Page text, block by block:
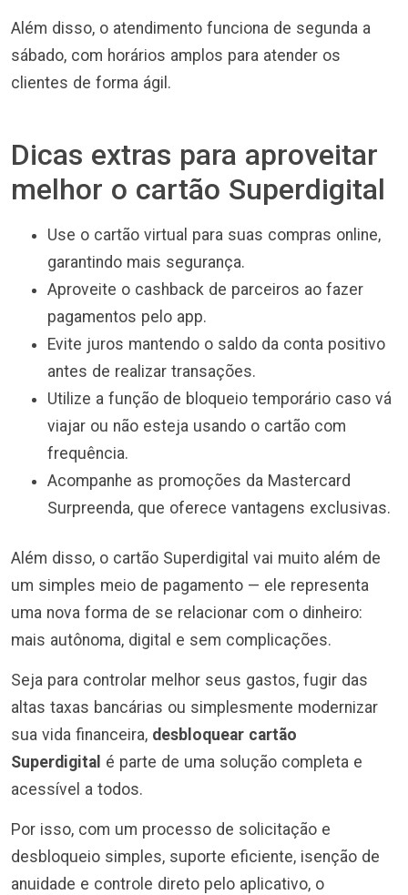
Além disso, o atendimento funciona de segunda a
sábado, com horários amplos para atender os
clientes de forma ágil.
Dicas extras para aproveitar
melhor o cartão Superdigital
Use o cartão virtual para suas compras online,
garantindo mais segurança.
Aproveite o cashback de parceiros ao fazer
pagamentos pelo app.
Evite juros mantendo o saldo da conta positivo
antes de realizar transações.
Utilize a função de bloqueio temporário caso vá
viajar ou não esteja usando o cartão com
frequência.
Acompanhe as promoções da Mastercard
Surpreenda, que oferece vantagens exclusivas.
Além disso, o cartão Superdigital vai muito além de
um simples meio de pagamento — ele representa
uma nova forma de se relacionar com o dinheiro:
mais autônoma, digital e sem complicações.
Seja para controlar melhor seus gastos, fugir das
altas taxas bancárias ou simplesmente modernizar
sua vida financeira, desbloquear cartão
Superdigital é parte de uma solução completa e
acessível a todos.
Por isso, com um processo de solicitação e
desbloqueio simples, suporte eficiente, isenção de
anuidade e controle direto pelo aplicativo, o